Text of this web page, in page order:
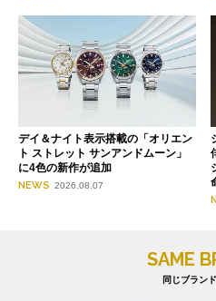
デイ＆ナイト表示搭載の「オリエン
ト ストレット サンアンドムーン」
に4色の新作が追加
NEWS 2026.08.07
SAME
同じブラン